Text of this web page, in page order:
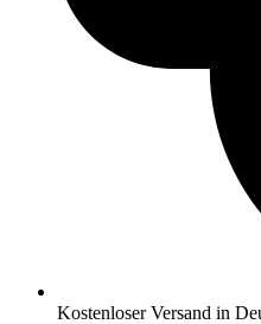
Kostenloser Versand in